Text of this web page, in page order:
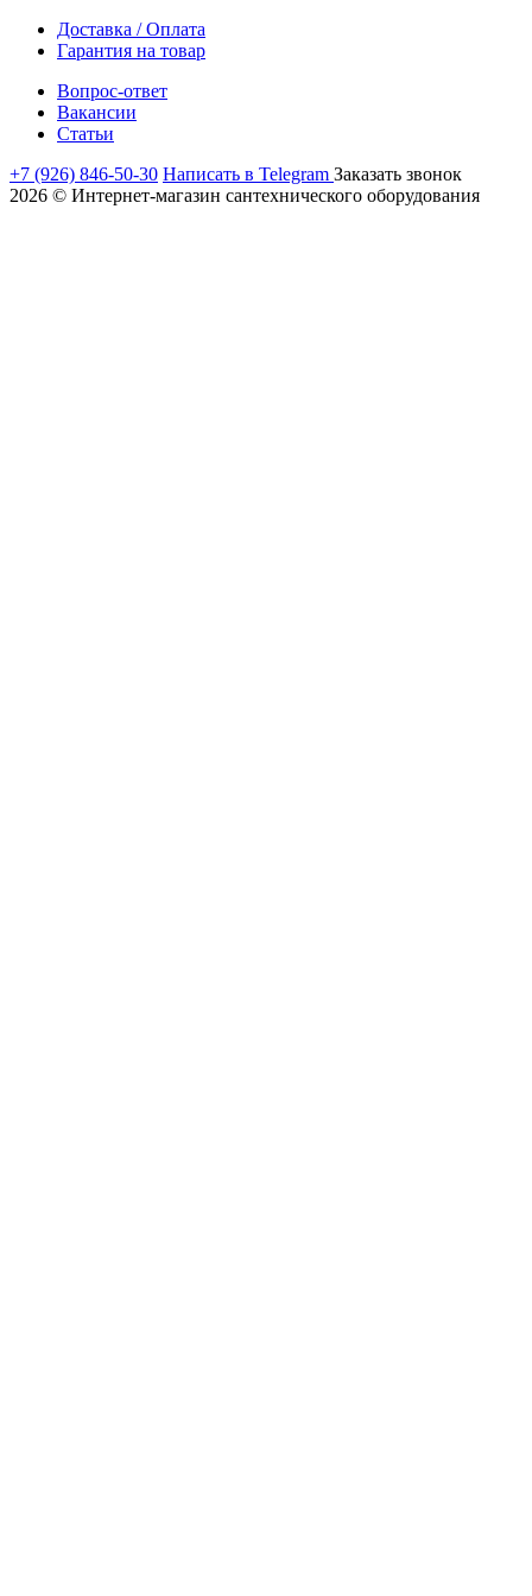
Доставка / Оплата
Гарантия на товар
Вопрос-ответ
Вакансии
Статьи
+7 (926) 846-50-30 Написать в Telegram Заказать звонок
2026 © Интернет-магазин сантехнического оборудования